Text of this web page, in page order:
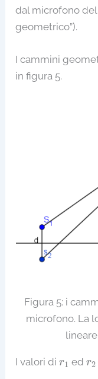
dal microfono
geometrico”).
I cammini
in figura 5.
Figura 5: i
microfono. La
I valori dir1
r1 edr2
r2